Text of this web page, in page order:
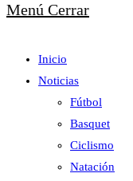
Menú Cerrar
Inicio
Noticias
Fútbol
Basquet
Ciclismo
Natación